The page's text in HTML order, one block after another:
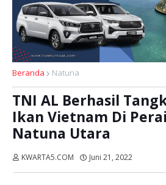
Beranda Natuna
TNI AL Berhasil
Ikan Vietnam Di
Natuna Utara
KWARTA5.COM Juni 21, 2022